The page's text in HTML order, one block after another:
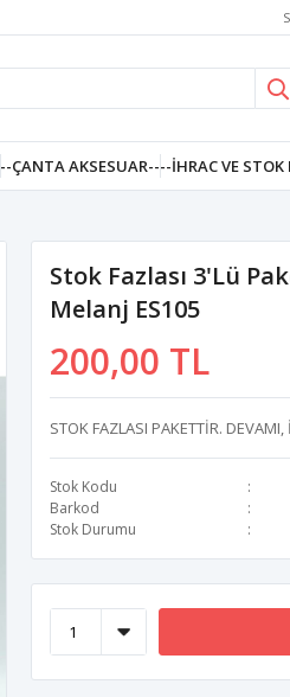
--ÇANTA AKSESUAR----İHRAC VE
Stok Fazlası 3'lü
Melanj ES105
200,00 TL
STOK FAZLASI PAKETTİR.
Stok Kodu
Barkod
Stok Durumu